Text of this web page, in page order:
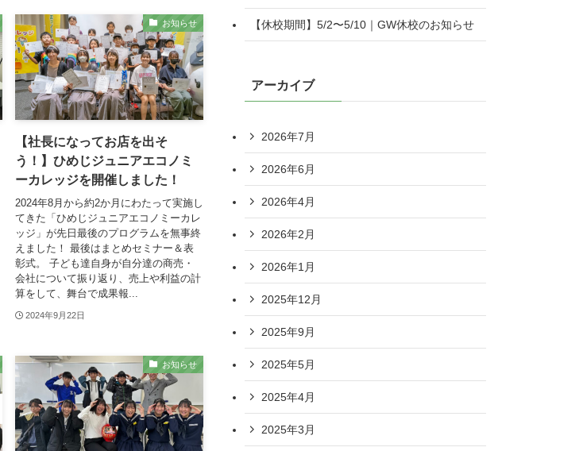
お知らせ
【社長になってお店を出そ
う！】ひめじジュニアエコノミ
ーカレッジを開催しました！
2024年8月から約2か月にわたって実施し
てきた「ひめじジュニアエコノミーカレ
ッジ」が先日最後のプログラムを無事終
えました！ 最後はまとめセミナー＆表
彰式。 子ども達自身が自分達の商売・
会社について振り返り、売上や利益の計
算をして、舞台で成果報...
2024年9月22日
お知らせ
【休校期間】5/2〜5/10｜GW休校のお知らせ
アーカイブ
2026年7月
2026年6月
2026年4月
2026年2月
2026年1月
2025年12月
2025年9月
2025年5月
2025年4月
2025年3月